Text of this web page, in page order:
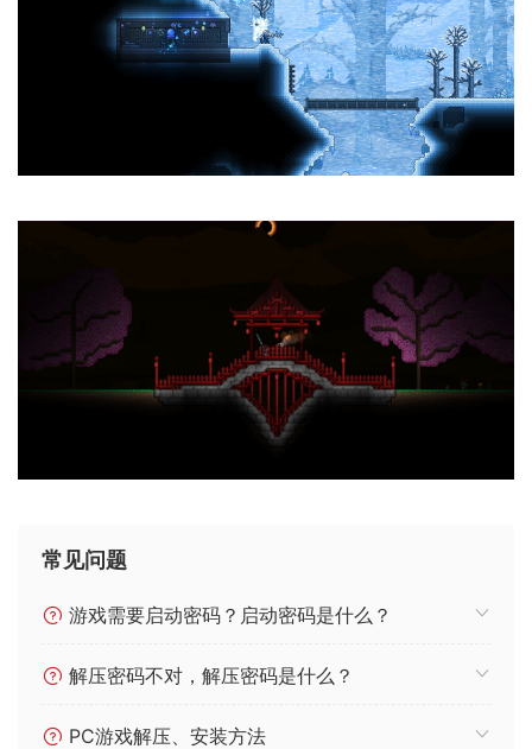
常见问题
游戏需要启动密码？启动密码是什么？
解压密码不对，解压密码是什么？
PC游戏解压、安装方法